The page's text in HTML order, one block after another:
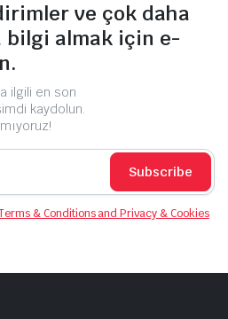
ve çok daha
bilgi almak için e-
ilgili en son
kaydolun.
Subscribe
& Conditions and Privacy & Cookies